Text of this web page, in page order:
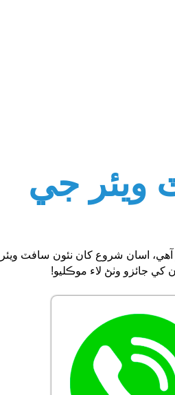
ويئر جي
اسان شروع کان نئون سافٽ ويئر
جائزو وٺڻ لاء موڪليو!